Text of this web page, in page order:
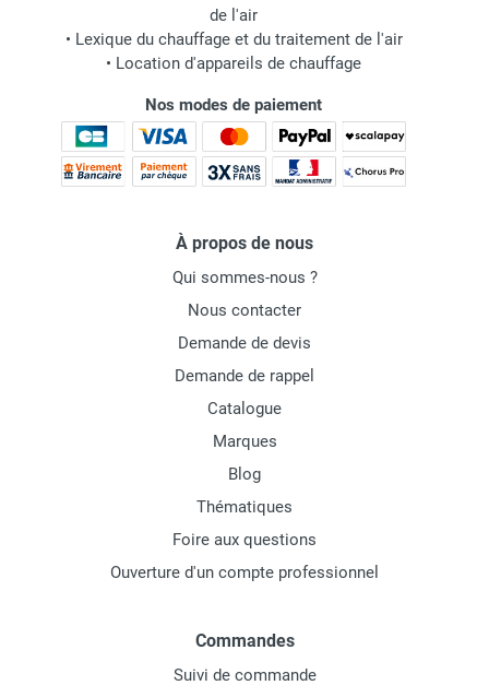
de l'air
• Lexique du chauffage et du traitement de l'air
• Location d'appareils de chauffage
Nos modes de paiement
À propos de nous
Qui sommes-nous ?
Nous contacter
Demande de devis
Demande de rappel
Catalogue
Marques
Blog
Thématiques
Foire aux questions
Ouverture d'un compte professionnel
Commandes
Suivi de commande